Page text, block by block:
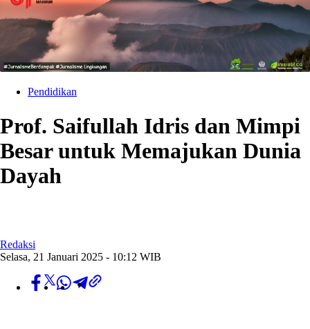
Pendidikan
Prof. Saifullah Idris dan Mimpi
Besar untuk Memajukan Dunia
Dayah
Redaksi
Selasa, 21 Januari 2025 - 10:12 WIB